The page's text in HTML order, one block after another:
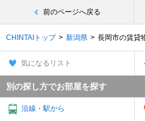
前のページへ戻る
CHINTAIトップ 新潟県 長岡市の賃貸
気になるリスト
別の探し方でお部屋を探す
沿線・駅から